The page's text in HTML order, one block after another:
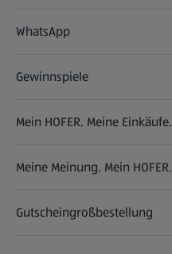
WhatsApp
Gewinnspiele
Mein HOFER. Meine Einkäufe.
Meine Meinung. Mein HOFER.
Gutscheingroßbestellung
(öffnet in einem neuen Tab)